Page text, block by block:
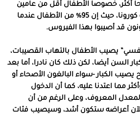
أكثر، خصوصا الأطفال أقل من عامين
والذين ولدوا خلال جائحة كورونا، حيث إن 95% من الأطفال عندما
قد أصيبوا بهذا الفيروس.
يصيب الأطفال بالتهاب القصيبات،
السن أيضا، لكن ذلك كان نادرا، أما بعد
يصيب الكبار -سواء البالغون الأصحاء أو
مما اعتدنا عليه، كما أن الدخول
المعروف، وعلى الرغم من أن
أعراضه ستكون أشد، وسيصيب فئات